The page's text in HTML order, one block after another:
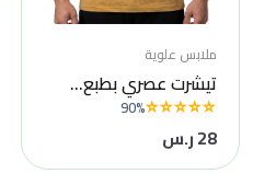
ملابس علوية
تيشرت عصري بطبع...
90%
28 ر.س